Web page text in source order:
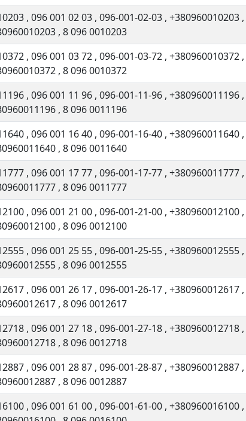
, 096 001 02 03 , 096-001-02-03 , +380960010203 ,
, 8 096 0010203
, 096 001 03 72 , 096-001-03-72 , +380960010372 ,
, 8 096 0010372
, 096 001 11 96 , 096-001-11-96 , +380960011196 ,
, 8 096 0011196
, 096 001 16 40 , 096-001-16-40 , +380960011640 ,
, 8 096 0011640
, 096 001 17 77 , 096-001-17-77 , +380960011777 ,
, 8 096 0011777
, 096 001 21 00 , 096-001-21-00 , +380960012100 ,
, 8 096 0012100
, 096 001 25 55 , 096-001-25-55 , +380960012555 ,
, 8 096 0012555
, 096 001 26 17 , 096-001-26-17 , +380960012617 ,
, 8 096 0012617
, 096 001 27 18 , 096-001-27-18 , +380960012718 ,
, 8 096 0012718
, 096 001 28 87 , 096-001-28-87 , +380960012887 ,
, 8 096 0012887
, 096 001 61 00 , 096-001-61-00 , +380960016100 ,